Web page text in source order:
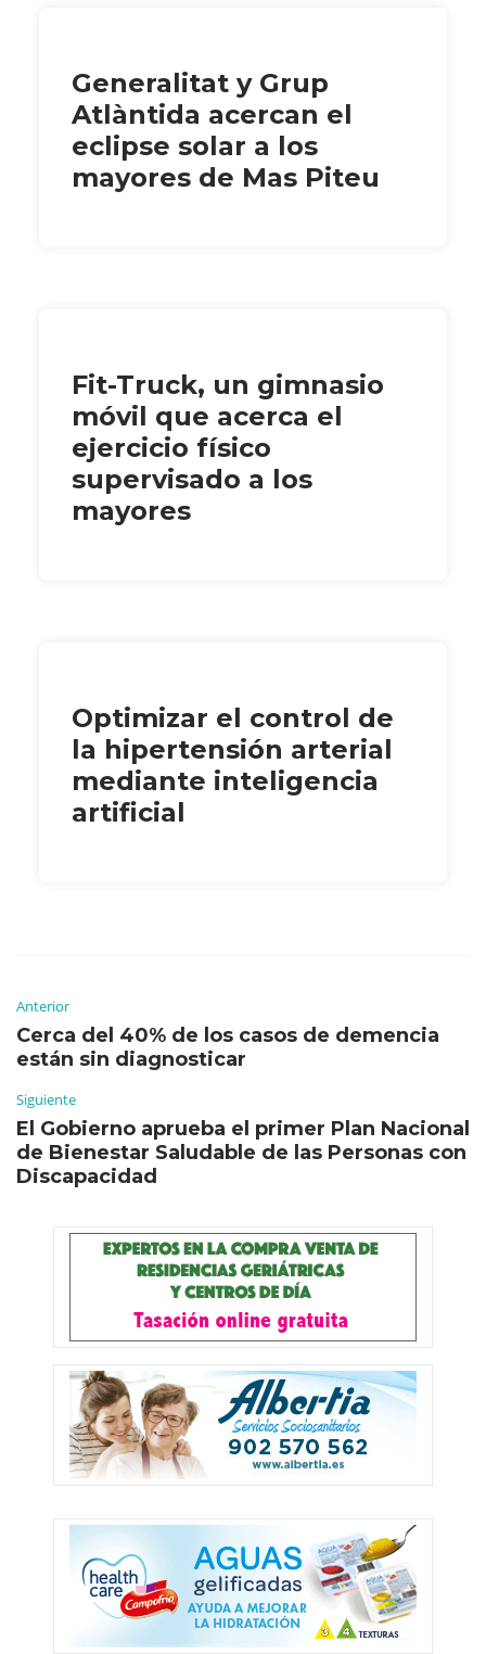
Generalitat y Grup
Atlàntida acercan el
eclipse solar a los
mayores de Mas Piteu
Fit-Truck, un gimnasio
móvil que acerca el
ejercicio físico
supervisado a los
mayores
Optimizar el control de
la hipertensión arterial
mediante inteligencia
artificial
Anterior
Cerca del 40% de los casos de demencia
están sin diagnosticar
Siguiente
El Gobierno aprueba el primer Plan Nacional
de Bienestar Saludable de las Personas con
Discapacidad